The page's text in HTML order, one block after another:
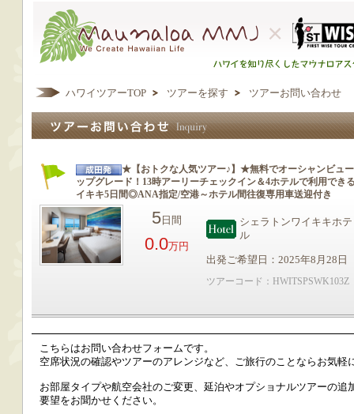
ハワイツアーTOP ツアーを探す ツアーお問い合わせ
★【おトクな人気ツアー♪】★無料でオーシャンビュ
ップグレード！13時アーリーチェックイン＆4ホテルで利用で
イキキ5日間◎ANA指定/空港～ホテル間往復専用車送迎付き
5 日間
0.0万円
シェラトンワイキキホテ
ル
出発ご希望日：2025年8月28日
ツアーコード：HWITSPSWK103Z
こちらはお問い合わせフォームです。
空席状況の確認やツアーのアレンジなど、ご旅行のことならお気軽
お部屋タイプや航空会社のご変更、延泊やオプショナルツアーの追
要望をお聞かせください。